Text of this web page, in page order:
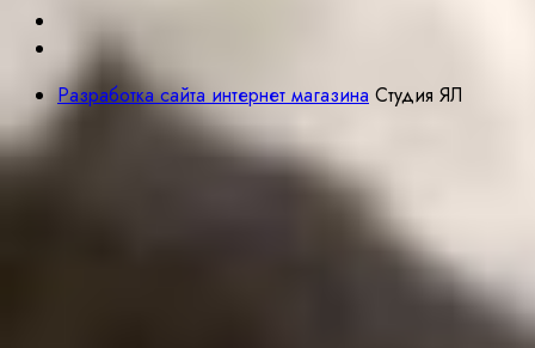
Разработка сайта интернет магазина Студия ЯЛ